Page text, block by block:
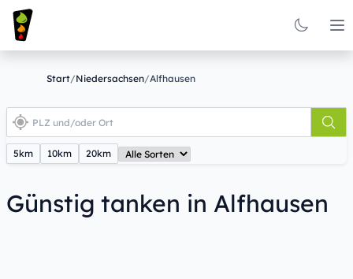
Start/Niedersachsen/Alfhausen
5km 10km 20km
Günstig tanken in Alfhausen